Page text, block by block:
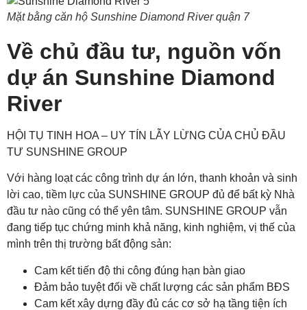
Mặt bằng căn hộ Sunshine Diamond River quận 7
Về chủ đầu tư, nguồn vốn
dự án Sunshine Diamond
River
HỘI TỤ TINH HOA – UY TÍN LẪY LỪNG CỦA CHỦ ĐẦU
TƯ SUNSHINE GROUP
Với hàng loạt các công trình dự án lớn, thanh khoản và sinh
lời cao, tiềm lực của SUNSHINE GROUP đủ để bất kỳ Nhà
đầu tư nào cũng có thể yên tâm. SUNSHINE GROUP vẫn
đang tiếp tục chứng minh khả năng, kinh nghiệm, vị thế của
mình trên thị trường bất động sản:
Cam kết tiến độ thi công đúng hạn bàn giao
Đảm bảo tuyệt đối về chất lượng các sản phẩm BĐS
Cam kết xây dựng đầy đủ các cơ sở hạ tầng tiện ích